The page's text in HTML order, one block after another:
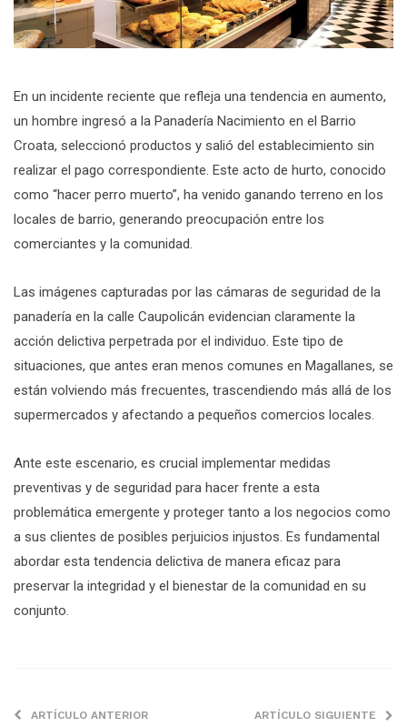
En un incidente reciente que refleja una tendencia en aumento,
un hombre ingresó a la Panadería Nacimiento en el Barrio
Croata, seleccionó productos y salió del establecimiento sin
realizar el pago correspondiente. Este acto de hurto, conocido
como “hacer perro muerto”, ha venido ganando terreno en los
locales de barrio, generando preocupación entre los
comerciantes y la comunidad.
Las imágenes capturadas por las cámaras de seguridad de la
panadería en la calle Caupolicán evidencian claramente la
acción delictiva perpetrada por el individuo. Este tipo de
situaciones, que antes eran menos comunes en Magallanes, se
están volviendo más frecuentes, trascendiendo más allá de los
supermercados y afectando a pequeños comercios locales.
Ante este escenario, es crucial implementar medidas
preventivas y de seguridad para hacer frente a esta
problemática emergente y proteger tanto a los negocios como
a sus clientes de posibles perjuicios injustos. Es fundamental
abordar esta tendencia delictiva de manera eficaz para
preservar la integridad y el bienestar de la comunidad en su
conjunto.
ARTÍCULO ANTERIOR ARTÍCULO SIGUIENTE